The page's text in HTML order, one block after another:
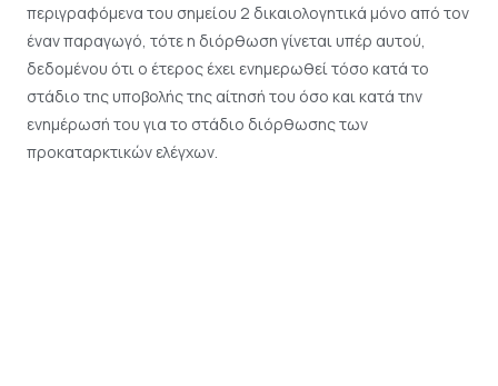
περιγραφόμενα του σημείου 2 δικαιολογητικά μόνο από τον
έναν παραγωγό, τότε η διόρθωση γίνεται υπέρ αυτού,
δεδομένου ότι ο έτερος έχει ενημερωθεί τόσο κατά το
στάδιο της υποβολής της αίτησή του όσο και κατά την
ενημέρωσή του για το στάδιο διόρθωσης των
προκαταρκτικών ελέγχων.